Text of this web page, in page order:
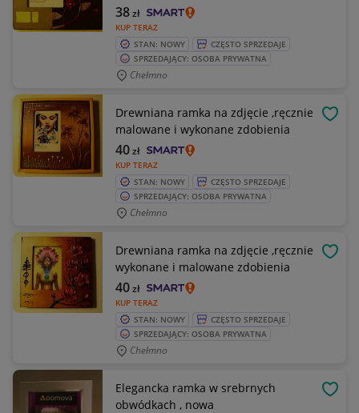
KUP TERAZ
38zł
STAN: NOWY
CZĘSTO SPRZEDAJE
SPRZEDAJĄCY: OSOBA PRYWATNA
Chełmno
Drewniana ramka na zdjęcie ,ręcznie
malowane i wykonane zdobienia
KUP TERAZ
40zł
STAN: NOWY
CZĘSTO SPRZEDAJE
SPRZEDAJĄCY: OSOBA PRYWATNA
Chełmno
Drewniana ramka na zdjęcie ,ręcznie
wykonane i malowane zdobienia
KUP TERAZ
40zł
STAN: NOWY
CZĘSTO SPRZEDAJE
SPRZEDAJĄCY: OSOBA PRYWATNA
Chełmno
Elegancka ramka w srebrnych
obwódkach , nowa